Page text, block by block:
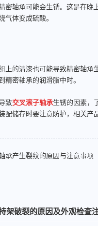
密轴承可能会生锈。这是在晚
气体变成硫酸。
的清漆也可能导致精密轴承
精密轴承的润滑脂中时。
致交叉滚子轴承生锈的因素，
配储存时要注意防护，相关产
承产生裂纹的原因与注意事项
架破裂的原因及外观检查